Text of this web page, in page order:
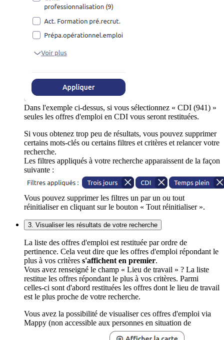
Dans l'exemple ci-dessus, si vous sélectionnez « CDI (941) »
seules les offres d'emploi en CDI vous seront restituées.
Si vous obtenez trop peu de résultats, vous pouvez supprimer
certains mots-clés ou certains filtres et critères et relancer votre
recherche.
Les filtres appliqués à votre recherche apparaissent de la façon
suivante :
Vous pouvez supprimer les filtres un par un ou tout
réinitialiser en cliquant sur le bouton « Tout réinitialiser ».
3. Visualiser les résultats de votre recherche
La liste des offres d'emploi est restituée par ordre de
pertinence. Cela veut dire que les offres d'emploi répondant le
plus à vos critères s'affichent en premier.
Vous avez renseigné le champ « Lieu de travail » ? La liste
restitue les offres répondant le plus à vos critères. Parmi
celles-ci sont d'abord restituées les offres dont le lieu de travail
est le plus proche de votre recherche.
Vous avez la possibilité de visualiser ces offres d'emploi via
Mappy (non accessible aux personnes en situation de